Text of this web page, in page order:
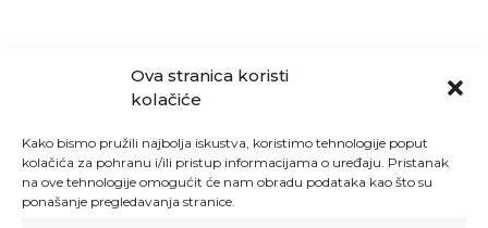
Ova stranica koristi
kolačiće
Kako bismo pružili najbolja iskustva, koristimo tehnologije poput
kolačića za pohranu i/ili pristup informacijama o uređaju. Pristanak
na ove tehnologije omogućit će nam obradu podataka kao što su
ponašanje pregledavanja stranice.